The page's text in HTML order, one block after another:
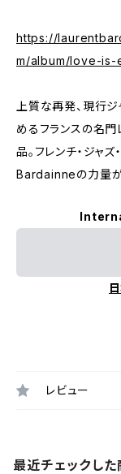
https://
m/album/love-is-
上質な再発、現行ジ
めるフランスの名
品。フレンチ・ジャ
Bardainneの力量が
レビュー
最近チェックした